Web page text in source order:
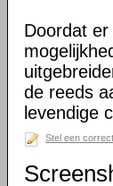
Doordat
de reeds
levendige
Stel een